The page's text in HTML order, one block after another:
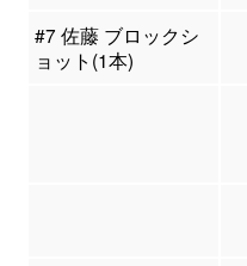
#7 佐藤 ブロックシ
ョット(1本)